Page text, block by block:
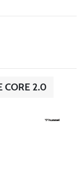
CORE 2.0